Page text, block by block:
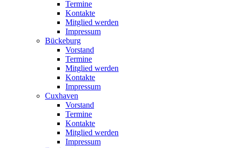
Termine
Kontakte
Mitglied werden
Impressum
Bückeburg
Vorstand
Termine
Mitglied werden
Kontakte
Impressum
Cuxhaven
Vorstand
Termine
Kontakte
Mitglied werden
Impressum